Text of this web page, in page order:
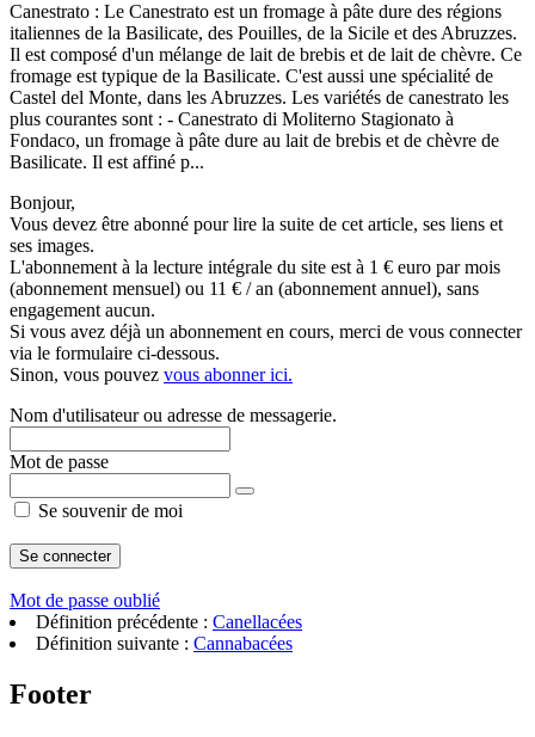
Canestrato : Le Canestrato est un fromage à pâte dure des régions
italiennes de la Basilicate, des Pouilles, de la Sicile et des Abruzzes.
Il est composé d'un mélange de lait de brebis et de lait de chèvre. Ce
fromage est typique de la Basilicate. C'est aussi une spécialité de
Castel del Monte, dans les Abruzzes. Les variétés de canestrato les
plus courantes sont : - Canestrato di Moliterno Stagionato à
Fondaco, un fromage à pâte dure au lait de brebis et de chèvre de
Basilicate. Il est affiné p...
Bonjour,
Vous devez être abonné pour lire la suite de cet article, ses liens et
ses images.
L'abonnement à la lecture intégrale du site est à 1 € euro par mois
(abonnement mensuel) ou 11 € / an (abonnement annuel), sans
engagement aucun.
Si vous avez déjà un abonnement en cours, merci de vous connecter
via le formulaire ci-dessous.
Sinon, vous pouvez vous abonner ici.
Nom d'utilisateur ou adresse de messagerie.
Mot de passe
Se souvenir de moi
Mot de passe oublié
Définition précédente : Canellacées
Définition suivante : Cannabacées
Footer